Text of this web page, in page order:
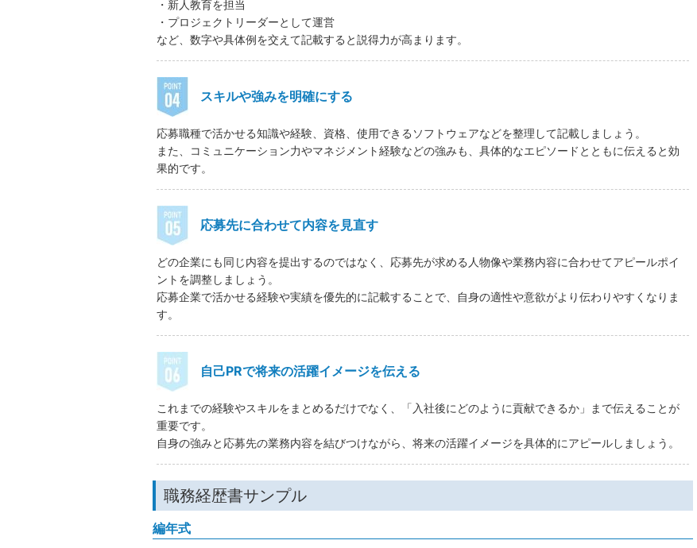
・新人教育を担当
・プロジェクトリーダーとして運営
など、数字や具体例を交えて記載すると説得力が高まります。
スキルや強みを明確にする
応募職種で活かせる知識や経験、資格、使用できるソフトウェアなどを整理して記載しましょう。
また、コミュニケーション力やマネジメント経験などの強みも、具体的なエピソードとともに伝えると効
果的です。
応募先に合わせて内容を見直す
どの企業にも同じ内容を提出するのではなく、応募先が求める人物像や業務内容に合わせてアピールポイ
ントを調整しましょう。
応募企業で活かせる経験や実績を優先的に記載することで、自身の適性や意欲がより伝わりやすくなりま
す。
自己PRで将来の活躍イメージを伝える
これまでの経験やスキルをまとめるだけでなく、「入社後にどのように貢献できるか」まで伝えることが
重要です。
自身の強みと応募先の業務内容を結びつけながら、将来の活躍イメージを具体的にアピールしましょう。
職務経歴書サンプル
編年式